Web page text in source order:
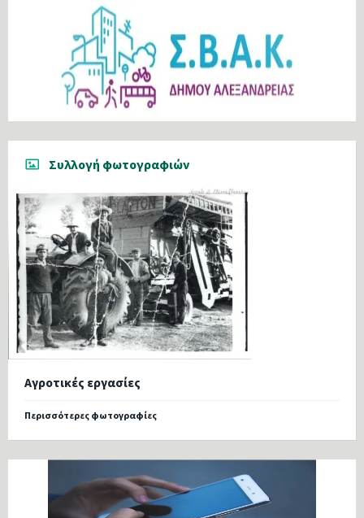
Συλλογή φωτογραφιών
Αγροτικές εργασίες
Περισσότερες φωτογραφίες